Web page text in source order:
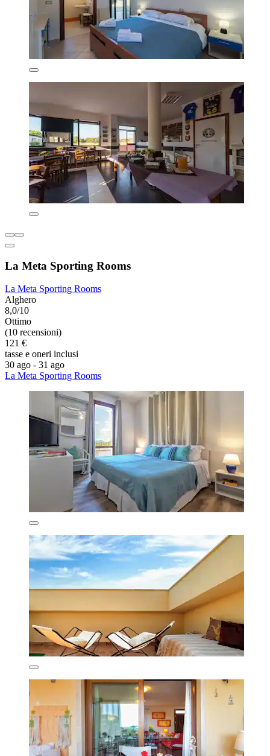
La Meta Sporting Rooms
La Meta Sporting Rooms
Alghero
8,0/10
Ottimo
(10 recensioni)
121 €
tasse e oneri inclusi
30 ago - 31 ago
La Meta Sporting Rooms